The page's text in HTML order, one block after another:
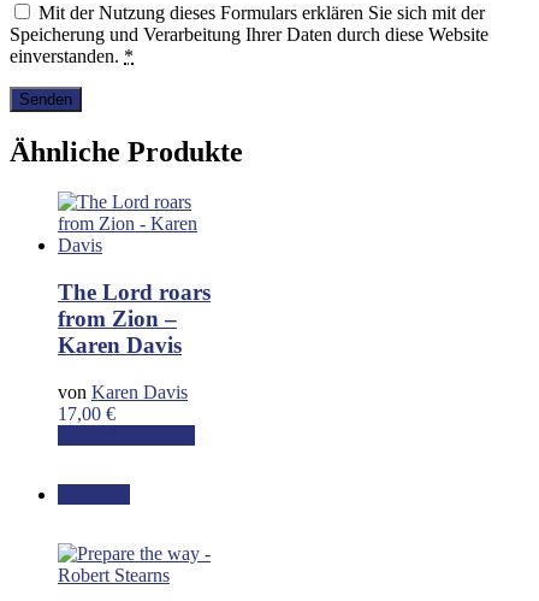
Mit der Nutzung dieses Formulars erklären Sie sich mit der
Speicherung und Verarbeitung Ihrer Daten durch diese Website
einverstanden. *
Ähnliche Produkte
The Lord roars
from Zion –
Karen Davis
von Karen Davis
17,00 €